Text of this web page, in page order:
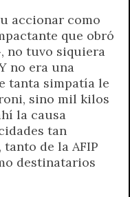
accionar como
que obró
no tuvo siquiera
no era una
tanta simpatía le
sino mil kilos
la causa
tan
de la AFIP
destinatarios